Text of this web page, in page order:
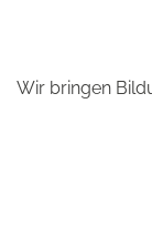
Wir bringen